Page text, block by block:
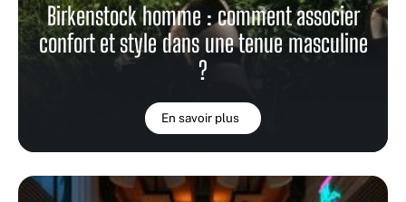
Birkenstock homme : comment associer
confort et style dans une tenue masculine
?
En savoir plus